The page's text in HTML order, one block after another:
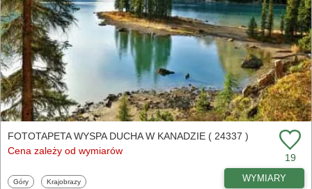
FOTOTAPETA WYSPA DUCHA W KANADZIE ( 24337 )
Cena zależy od wymiarów
19
Fototapety
Góry Fototapety
Krajobrazy WYMIARY